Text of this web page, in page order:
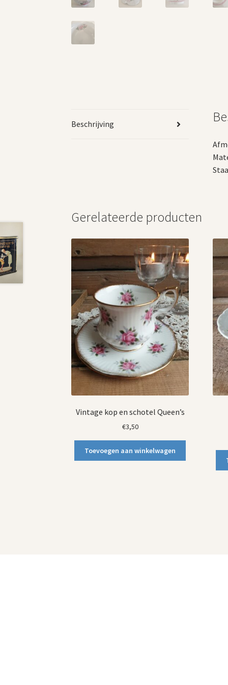
Beschrijving
Gerelateerde producten
Vintage kop en schotel Queen’s
€3,50
Toevoegen aan winkelwagen